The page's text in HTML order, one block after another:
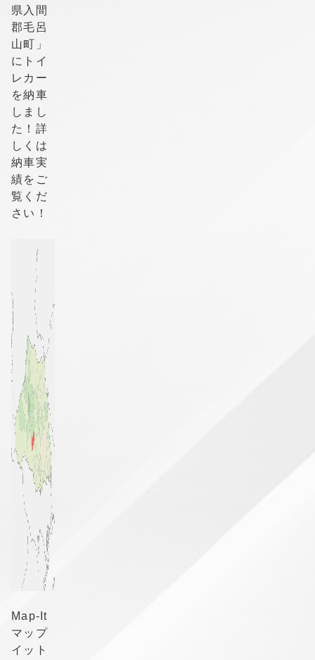
県入間
郡毛呂
山町」
にトイ
レカー
を納車
しまし
た！詳
しくは
納車実
績をご
覧くだ
さい！
Map-It
マップ
イット